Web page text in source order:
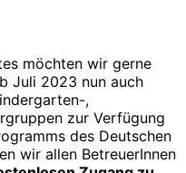
möchten wir gerne
Juli 2023 nun auch
,
zur Verfügung
des Deutschen
wir allen BetreuerInnen